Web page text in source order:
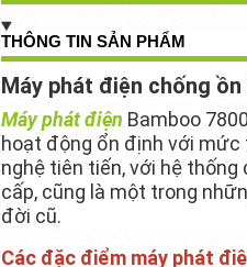
THÔNG TIN SẢN PHẨM
Máy phát điện chống
Máy phát điện Bamboo
hoạt động ổn định với mức
nghệ tiên tiến, với hệ
cấp, cũng là một trong
đời cũ.
Các đặc điểm máy phát